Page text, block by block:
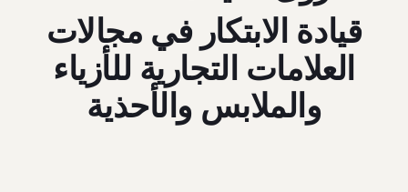
قيادة الابتكار في مجالات
العلامات التجارية للأزياء
والملابس والأحذية